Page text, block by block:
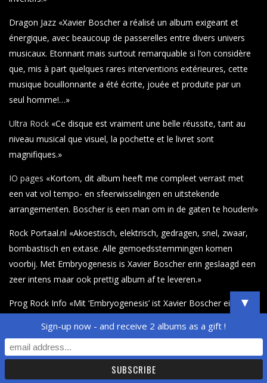
Dragon Jazz «Xavier Boscher a réalisé un album exigeant et
énergique, avec beaucoup de passerelles entre divers univers
musicaux. Etonnant mais surtout remarquable si l’on considère
que, mis à part quelques rares interventions extérieures, cette
musique bouillonnante a été écrite, jouée et produite par un
seul homme!…»
Ultra Rock «Ce disque est vraiment une belle réussite, tant au
niveau musical que visuel, la pochette et le livret sont
magnifiques.»
IO pages «Kortom, dit album heeft me compleet verrast met
een vat vol tempo- en sfeerwisselingen en uitstekende
arrangementen. Boscher is een man om in de gaten te houden!»
Rock Portaal.nl «Akoestisch, elektrisch, gedragen, snel, zwaar,
bombastisch en extase. Alle gemoedsstemmingen komen
voorbij. Met Embryogenesis is Xavier Boscher erin geslaagd een
zeer intens maar ook prettig album af te leveren.»
Prog Rock Info «Mit ‘Embryogenesis’ ist Xavier Boscher ein
Rock Made in France – 3/5 «En poussant l’expérience jusqu’au
bout, Xavier Boscher arrive à s’extirper du piège «
démonstration » et « virtuosité » pour créer des atmosphères
▼
Sign-up now - and receive 2 albums as a gift !